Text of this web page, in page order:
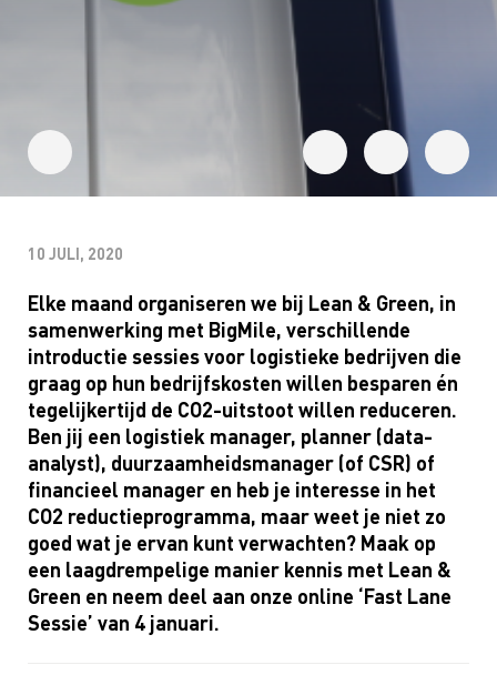
10 JULI, 2020
Elke maand organiseren we bij Lean & Green, in
samenwerking met BigMile, verschillende
introductie sessies voor logistieke bedrijven die
graag op hun bedrijfskosten willen besparen én
tegelijkertijd de CO2-uitstoot willen reduceren.
Ben jij een logistiek manager, planner (data-
analyst), duurzaamheidsmanager (of CSR) of
financieel manager en heb je interesse in het
CO2 reductieprogramma, maar weet je niet zo
goed wat je ervan kunt verwachten? Maak op
een laagdrempelige manier kennis met Lean &
Green en neem deel aan onze online ‘Fast Lane
Sessie’ van 4 januari.